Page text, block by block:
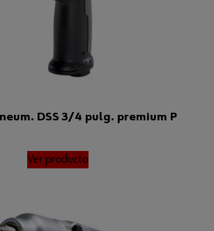
DSS 3/4 pulg. premium P
Ver producto